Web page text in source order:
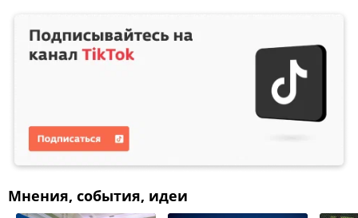
Мнения, события, идеи